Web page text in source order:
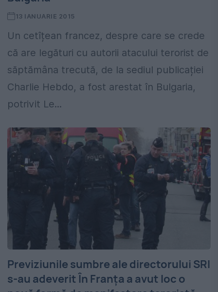
13 IANUARIE 2015
Un cetîțean francez, despre care se crede
că are legături cu autorii atacului terorist de
săptămâna trecută, de la sediul publicației
Charlie Hebdo, a fost arestat în Bulgaria,
potrivit Le...
Previziunile sumbre ale directorului SRI
s-au adeverit În Franța a avut loc o